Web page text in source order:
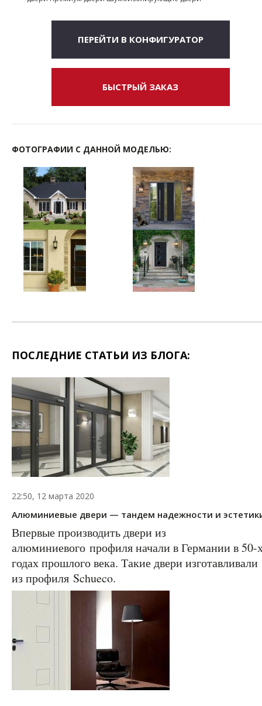
ПЕРЕЙТИ В КОНФИГУРАТОР
БЫСТРЫЙ ЗАКАЗ
ФОТОГРАФИИ С ДАННОЙ МОДЕЛЬЮ:
ПОСЛЕДНИЕ СТАТЬИ ИЗ БЛОГА:
22:50, 12 марта 2020
Алюминиевые двери — тандем надежности и
Впервые производить двери из
алюминиевого профиля начали в Германии в 50-
годах прошлого века. Такие двери изготавливали
из профиля Schueco.